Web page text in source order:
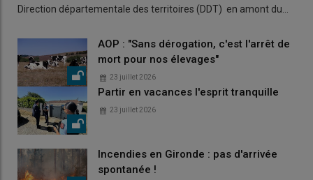
Direction départementale des territoires (DDT) en amont du…
AOP : "Sans dérogation, c'est l'arrêt de
mort pour nos élevages"
23 juillet 2026
Partir en vacances l'esprit tranquille
23 juillet 2026
Incendies en Gironde : pas d'arrivée
spontanée !